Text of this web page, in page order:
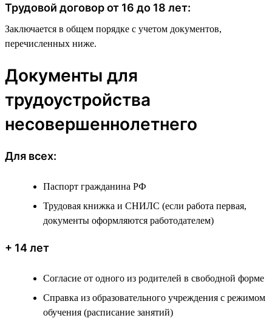
Трудовой договор от 16 до 18 лет:
Заключается в общем порядке с учетом документов,
перечисленных ниже.
Документы для
трудоустройства
несовершеннолетнего
Для всех:
Паспорт гражданина РФ
Трудовая книжка и СНИЛС (если работа первая,
документы оформляются работодателем)
+ 14 лет
Согласие от одного из родителей в свободной форме
Справка из образовательного учреждения с режимом
обучения (расписание занятий)